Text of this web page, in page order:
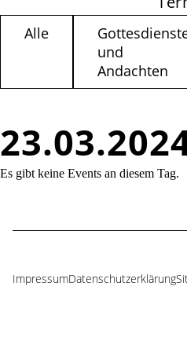
Alle
und
Andachten
Es gibt keine Events an diesem Tag.
Navigation
ImpressumDatenschutzerklärung